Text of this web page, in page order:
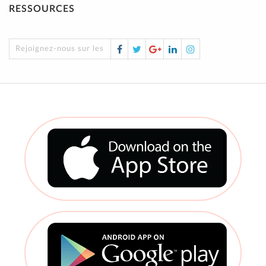
RESSOURCES
Rejoignez-nous sur les réseaux sociaux !
Facebook
TwitterGoogle
Plus
LinkedInInstagram